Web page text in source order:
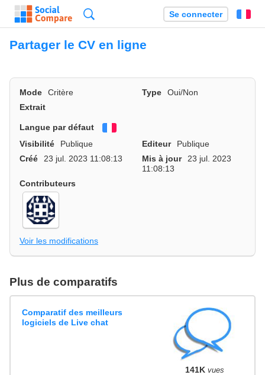
Se connecter
Partager le CV en ligne
Mode Critère Type
Oui/Non
Extrait
Langue par défaut
Visibilité
Publique Editeur
Publique
Créé
23 jul. 2023 11:08:13 Mis à jour
23 jul. 2023
11:08:13
Contributeurs
Voir les modifications
Plus de comparatifs
Comparatif des meilleurs
logiciels de Live chat
141K vues